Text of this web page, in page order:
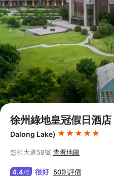
徐州綠地皇冠假日酒店
Dalong Lake)
彭祖大道58號 查看地圖
4.4/5 很好 50則評價